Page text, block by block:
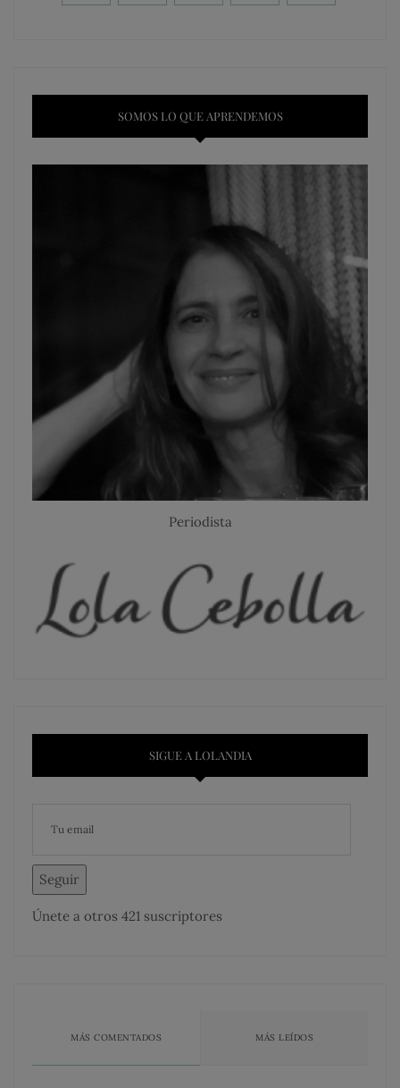
SOMOS LO QUE APRENDEMOS
Periodista
SIGUE A LOLANDIA
Seguir
Únete a otros 421 suscriptores
MÁS COMENTADOS MÁS LEÍDOS